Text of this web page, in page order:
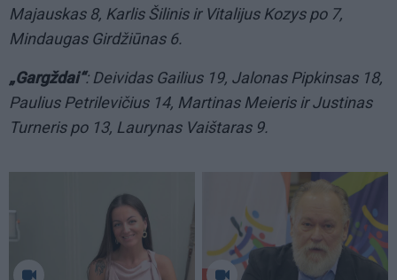
Majauskas 8, Karlis Šilinis ir Vitalijus Kozys po 7,
Mindaugas Girdžiūnas 6.
„Gargždai“: Deividas Gailius 19, Jalonas Pipkinsas 18,
Paulius Petrilevičius 14, Martinas Meieris ir Justinas
Turneris po 13, Laurynas Vaištaras 9.